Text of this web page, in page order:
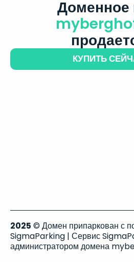
Доменное
КУПИТЬ
2025 © Домен припаркован с
SigmaParking | Сервис
администратором домена